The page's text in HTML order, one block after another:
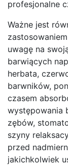
profesjonalne
Ważne jest
uwagę na
barwiących
herbata,
barwników,
czasem
występowania
zębów,
szyny
przed
jakichkolwiek